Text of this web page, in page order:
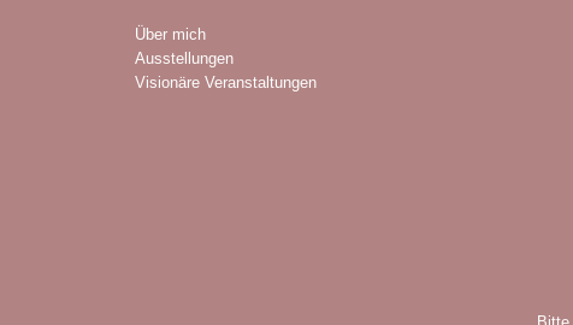
Über mich
Ausstellungen
Visionäre Veranstaltungen